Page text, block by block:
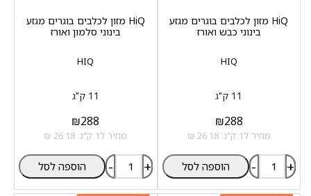
HIQ
HiQ מזון לכלבים בוגרים מגזע
בינוני כבש ואורז
11 ק"ג
₪288
מחיר ל1 ק"ג: 26.18 ₪
- + הוספה לסל
HIQ
HiQ מזון לכלבים בוגרים מגזע
בינוני סלמון ואורז
11 ק"ג
₪288
מחיר ל1 ק"ג: 26.18 ₪
- + הוספה לסל